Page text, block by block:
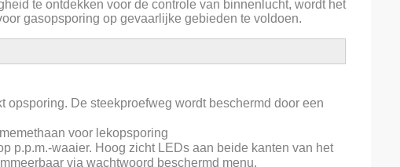
te ontdekken voor de controle van binnenlucht, wordt het
gasopsporing op gevaarlijke gebieden te voldoen.
De steekproefweg wordt beschermd door een
voor lekopsporing
p.p.m.-waaier. Hoog zicht LEDs aan beide kanten van het
via wachtwoord beschermd menu.